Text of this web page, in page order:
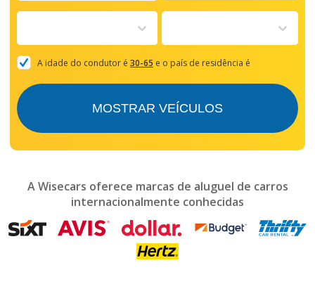
forward
with
the
and
mark
get
the
A idade do condutor é 30-65 e o país de residência é
MOSTRAR VEÍCULOS
A Wisecars oferece marcas de aluguel de carros
internacionalmente conhecidas